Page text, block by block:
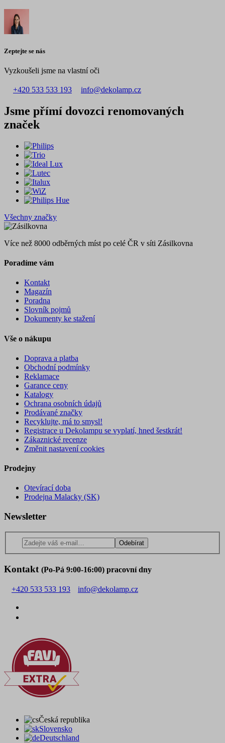
Zeptejte se nás
Vyzkoušeli jsme na vlastní oči
+420 533 533 193 info@dekolamp.cz
Jsme přímí dovozci renomovaných
značek
Všechny značky
Více než 8000 odběrných míst po celé ČR v síti Zásilkovna
Poradíme vám
Kontakt
Magazín
Poradna
Slovník pojmů
Dokumenty ke stažení
Vše o nákupu
Doprava a platba
Obchodní podmínky
Reklamace
Garance ceny
Katalogy
Ochrana osobních údajů
Prodávané značky
Recyklujte, má to smysl!
Registrace u Dekolampu se vyplatí, hned šestkrát!
Zákaznické recenze
Změnit nastavení cookies
Prodejny
Otevírací doba
Prodejna Malacky (SK)
Newsletter
Odebírat
Kontakt (Po-Pá 9:00-16:00) pracovní dny
+420 533 533 193 info@dekolamp.cz
Česká republika
Slovensko
Deutschland